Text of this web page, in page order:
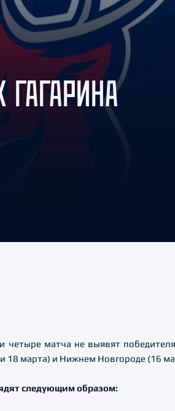
матча не выявят
18 марта) и Нижнем Новгороде (16
следующим образом: